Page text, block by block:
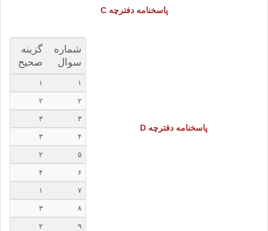
پاسخنامه دفترچه C
شماره
سوال
گزینه
صحیح
۱ ۱
۲ ۲
۳ ۳
۴ ۳
۵ ۲
۶ ۴
۷ ۱
۸ ۳
۹ ۲
پاسخنامه دفترچه D